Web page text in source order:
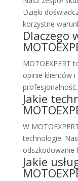
Dzięki
korzystne
Dlaczego
MOTOEXPERT
opinie klientów
Jakie
W
technologie.
odszkodowanie
Jakie